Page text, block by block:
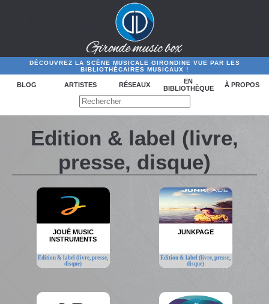
DÉCOUVREZ LA SCÈNE MUSICALE GIRONDINE VUE PAR LES
BIBLIOTHÉCAIRES MUSICAUX !
BLOG ARTISTES RÉSEAUX
EN
BIBLIOTHÈQUE
À PROPOS
Edition & label (livre,
presse, disque)
JOUÉ MUSIC
INSTRUMENTS
Edition & label (livre, presse,
disque)
JUNKPAGE
Edition & label (livre, presse,
disque)